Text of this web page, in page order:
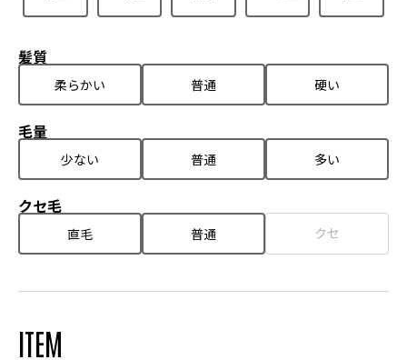
髪質
柔らかい 普通 硬い
毛量
少ない 普通 多い
クセ毛
直毛 普通 クセ
ITEM